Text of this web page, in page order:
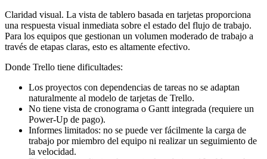
Claridad visual. La vista de tablero basada en tarjetas proporciona
una respuesta visual inmediata sobre el estado del flujo de trabajo.
Para los equipos que gestionan un volumen moderado de trabajo a
través de etapas claras, esto es altamente efectivo.
Donde Trello tiene dificultades:
Los proyectos con dependencias de tareas no se adaptan
naturalmente al modelo de tarjetas de Trello.
No tiene vista de cronograma o Gantt integrada (requiere un
Power-Up de pago).
Informes limitados: no se puede ver fácilmente la carga de
trabajo por miembro del equipo ni realizar un seguimiento de
la velocidad.